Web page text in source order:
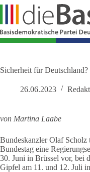
Zum
springen
Sicherheit für Deutschland?
26.06.2023
von Martina Laabe
Bundeskanzler Olaf Scholz
Bundestag eine
30. Juni in Brüssel vor, bei
Gipfel am 11. und 12. Juli